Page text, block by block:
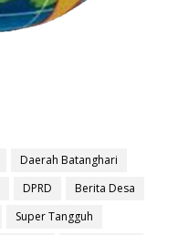
Daerah Batanghari
DPRD
Berita Desa
Super Tangguh